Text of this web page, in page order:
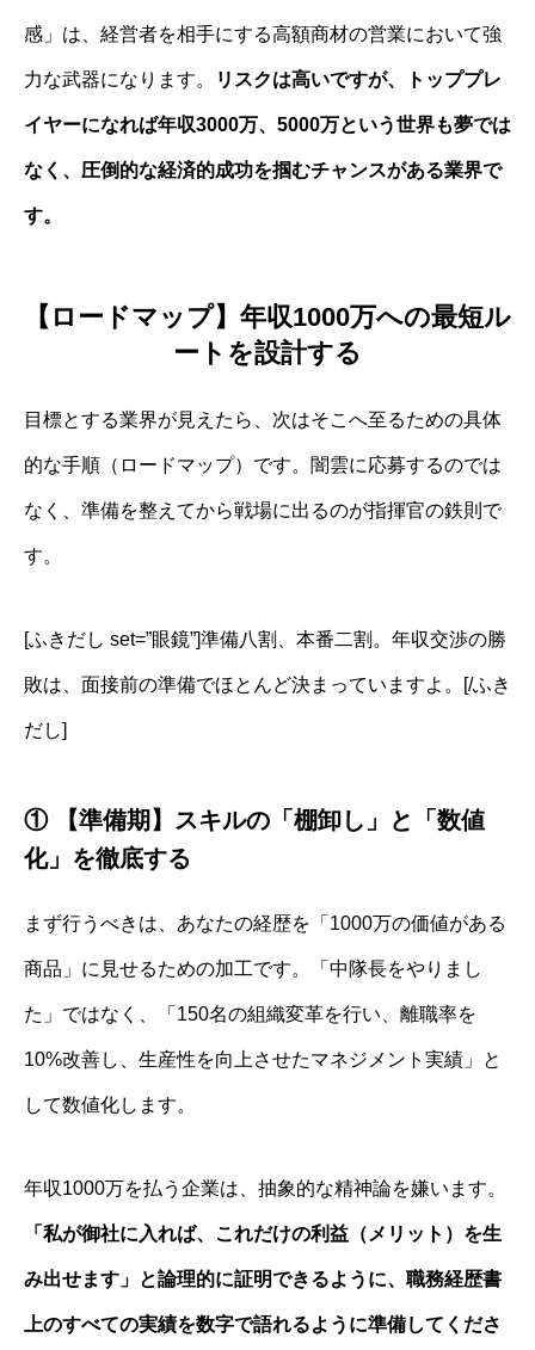
感」は、経営者を相手にする高額商材の営業において強
力な武器になります。 リスクは高いですが、トッププレ
イヤーになれば年収3000万、5000万という世界も夢では
なく、圧倒的な経済的成功を掴むチャンスがある業界で
す。
【ロードマップ】年収1000万への最短ル
ートを設計する
目標とする業界が見えたら、次はそこへ至るための具体
的な手順（ロードマップ）です。闇雲に応募するのでは
なく、準備を整えてから戦場に出るのが指揮官の鉄則で
す。
[ふきだし set=”眼鏡”]準備八割、本番二割。年収交渉の勝
敗は、面接前の準備でほとんど決まっていますよ。[/ふき
だし]
① 【準備期】スキルの「棚卸し」と「数値
化」を徹底する
まず行うべきは、あなたの経歴を「1000万の価値がある
商品」に見せるための加工です。「中隊長をやりまし
た」ではなく、「150名の組織変革を行い、離職率を
10%改善し、生産性を向上させたマネジメント実績」と
して数値化します。
年収1000万を払う企業は、抽象的な精神論を嫌います。
「私が御社に入れば、これだけの利益（メリット）を生
み出せます」と論理的に証明できるように、職務経歴書
上のすべての実績を数字で語れるように準備してくださ